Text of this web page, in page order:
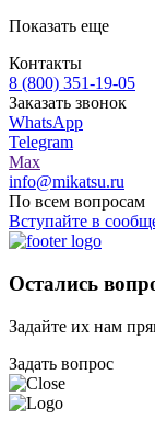
Показать еще
Контакты
8 (800) 351-19-05
Заказать звонок
WhatsApp
Telegram
Max
info@mikatsu.ru
По всем вопросам
Вступайте в
Остались
Задайте их нам
Задать вопрос